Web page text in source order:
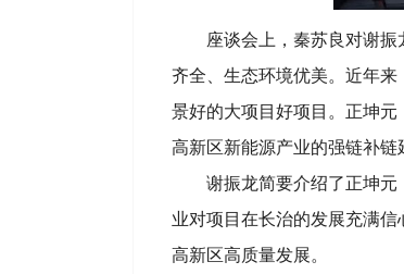
座谈会上，秦苏良对谢
齐全、生态环境优美。近年
景好的大项目好项目。正坤
高新区新能源产业的强链补链
谢振龙简要介绍了正坤
业对项目在长治的发展充满
高新区高质量发展。